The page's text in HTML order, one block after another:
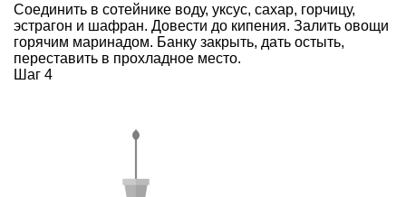
Соединить в сотейнике воду, уксус, сахар, горчицу,
эстрагон и шафран. Довести до кипения. Залить овощи
горячим маринадом. Банку закрыть, дать остыть,
переставить в прохладное место.
Шаг 4